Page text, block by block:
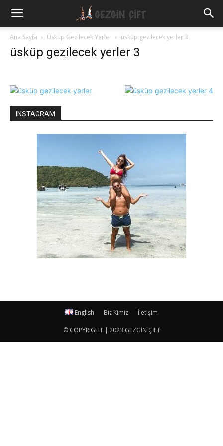
Gezgin
Çift
Ana Sayfa Üsküp Gezilecek Yerler üsküp gezilecek yerler 3
üsküp gezilecek yerler 3
INSTAGRAM
English Biz Kimiz İletişim
© COPYRIGHT | 2023 GEZGİN ÇİFT